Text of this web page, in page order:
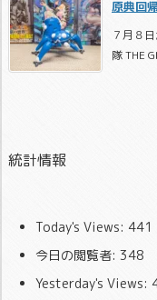
原典回
７月８
隊 THE
統計情報
Today's Views: 441
今日の閲覧者: 348
Yesterday's Views: